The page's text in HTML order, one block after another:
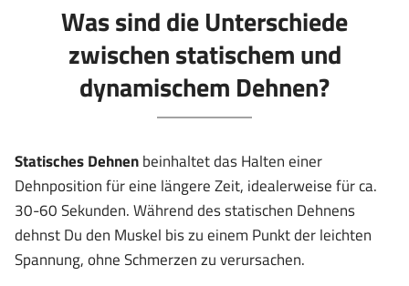
Was sind die Unterschiede
zwischen statischem und
dynamischem Dehnen?
Statisches Dehnenbeinhaltet das Halten einer
Dehnposition für eine längere Zeit, idealerweise für ca.
30-60 Sekunden. Während des statischen Dehnens
dehnst Du den Muskel bis zu einem Punkt der leichten
Spannung, ohne Schmerzen zu verursachen.